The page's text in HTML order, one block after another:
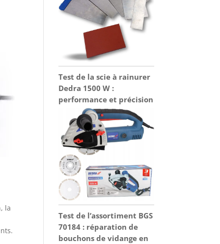
la
Test de la scie à rainurer
Dedra 1500 W :
performance et précision
Test de l’assortiment BGS
70184 : réparation de
bouchons de vidange en